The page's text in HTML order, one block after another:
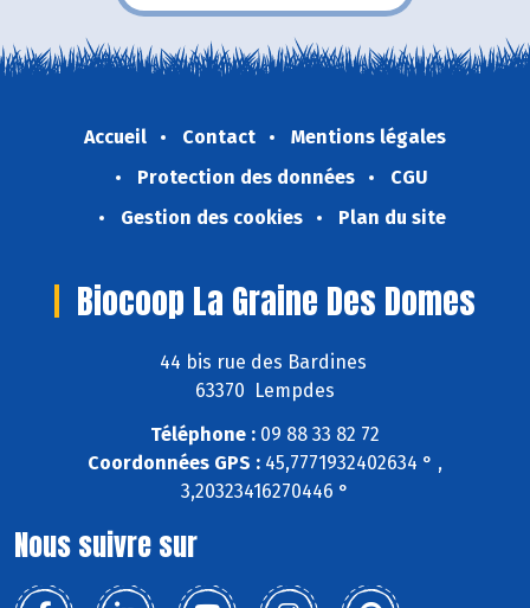
Accueil Contact
Mentions légales
Protection des données
CGU
Gestion des cookies
Plan du site
Biocoop La Graine Des Domes
44 bis rue des Bardines
63370 Lempdes
Téléphone : 09 88 33 82 72
Coordonnées GPS : 45,7771932402634 ° ,
3,20323416270446 °
Nous suivre sur